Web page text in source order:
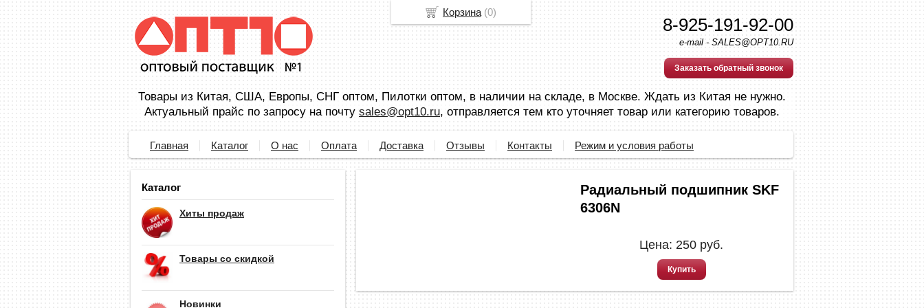
8-925-191-92-00
e-mail - SALES@OPT10.RU
Заказать обратный звонок
Товары из Китая, США, Европы, СНГ оптом, Пилотки оптом, в наличии на складе, в Москве. Ждать из Китая не нужно.
Актуальный прайс по запросу на почту sales@opt10.ru, отправляется тем кто уточняет товар или категорию товаров.
Главная Каталог О нас Оплата Доставка Отзывы Контакты Режим и условия работы
Каталог
Хиты продаж
Товары со скидкой
Новинки
Радиальный подшипник SKF
6306N
Цена: 250 руб.
Купить
Корзина (0)